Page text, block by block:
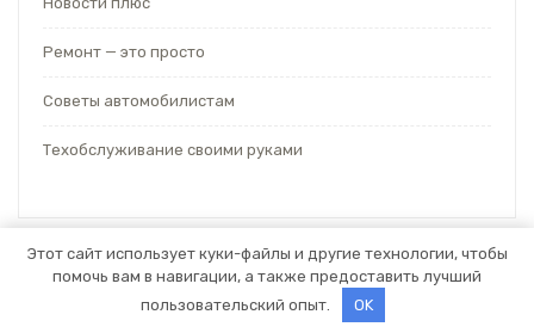
Ремонт — это просто
Советы автомобилистам
Техобслуживание своими руками
Тема WordPress для автосервиса от Themespride
Этот сайт использует куки-файлы и другие технологии, чтобы
помочь вам в навигации, а также предоставить лучший
пользовательский опыт.
OK